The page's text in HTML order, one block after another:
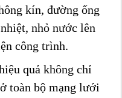
kín, đường ống
nhỏ nước lên
công trình.
quả không chỉ
toàn bộ mạng lưới